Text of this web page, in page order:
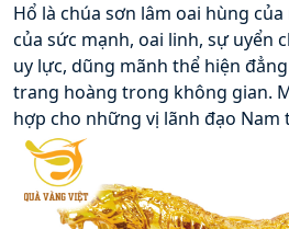
Hổ là chúa sơn lâm oai hùng
của sức mạnh, oai linh, sự uyển
uy lực, dũng mãnh thể hiện
trang hoàng trong không gian.
hợp cho những vị lãnh đạo Nam